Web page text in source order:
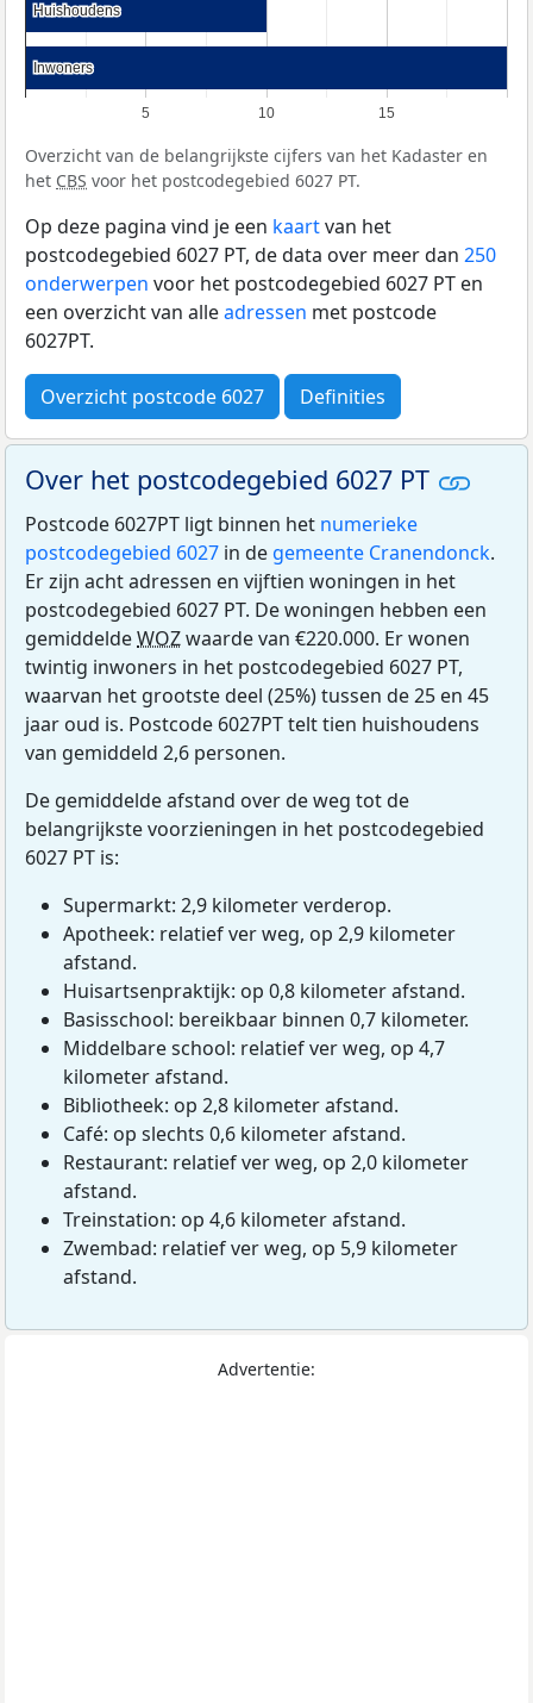
5 10 15
Huishoudens
Huishoudens
Inwoners
Inwoners
Overzicht van de belangrijkste cijfers van het Kadaster en
het CBS voor het postcodegebied 6027 PT.
Op deze pagina vind je een kaartvan het
postcodegebied 6027 PT, de data over meer dan 250
onderwerpen voor het postcodegebied 6027 PT en
een overzicht van alleadressen met postcode
6027PT.
Overzicht postcode 6027 Definities
Over het postcodegebied 6027 PT
Postcode 6027PT ligt binnen het numerieke
postcodegebied 6027 in de gemeente Cranendonck.
Er zijn acht adressen en vijftien woningen in het
postcodegebied 6027 PT. De woningen hebben een
gemiddeldeWOZwaarde van €220.000. Er wonen
twintig inwoners in het postcodegebied 6027 PT,
waarvan het grootste deel (25%) tussen de 25 en 45
jaar oud is. Postcode 6027PT telt tien huishoudens
van gemiddeld 2,6 personen.
De gemiddelde afstand over de weg tot de
belangrijkste voorzieningen in het postcodegebied
6027 PT is:
Supermarkt: 2,9 kilometer verderop.
Apotheek: relatief ver weg, op 2,9 kilometer
afstand.
Huisartsenpraktijk: op 0,8 kilometer afstand.
Basisschool: bereikbaar binnen 0,7 kilometer.
Middelbare school: relatief ver weg, op 4,7
kilometer afstand.
Bibliotheek: op 2,8 kilometer afstand.
Café: op slechts 0,6 kilometer afstand.
Restaurant: relatief ver weg, op 2,0 kilometer
afstand.
Treinstation: op 4,6 kilometer afstand.
Zwembad: relatief ver weg, op 5,9 kilometer
afstand.
Advertentie: